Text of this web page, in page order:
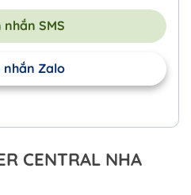
nhắn SMS
nhắn Zalo
CENTRAL NHA